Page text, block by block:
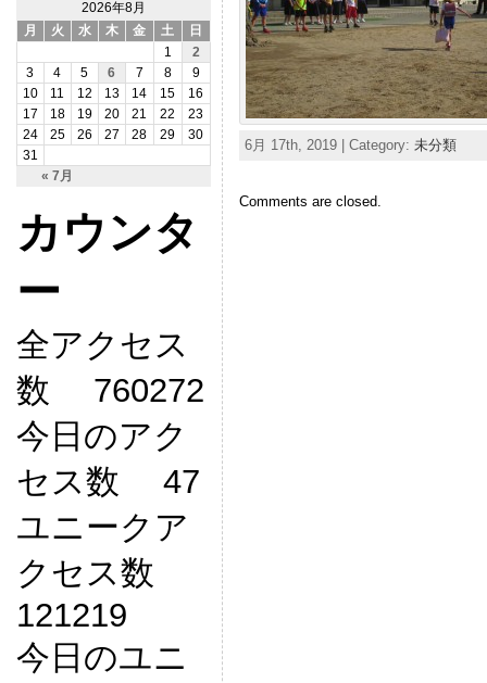
2026年8月
月
火 水 木 金 土 日
« 7月
1
2
3
4 5 6 7 8
9
10
11 12 13 14 15
16
17
18 19 20 21 22
23
24
25 26 27 28 29
30
31
カウンタ
ー
全アクセス
数 760272
今日のアク
セス数 47
ユニークア
クセス数
121219
今日のユニ
6月 17th, 2019 | Category: 未分類
Comments are closed.